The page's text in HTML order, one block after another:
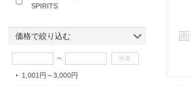
SPIRITS
価格で絞り込む
~
1,001円～3,000円